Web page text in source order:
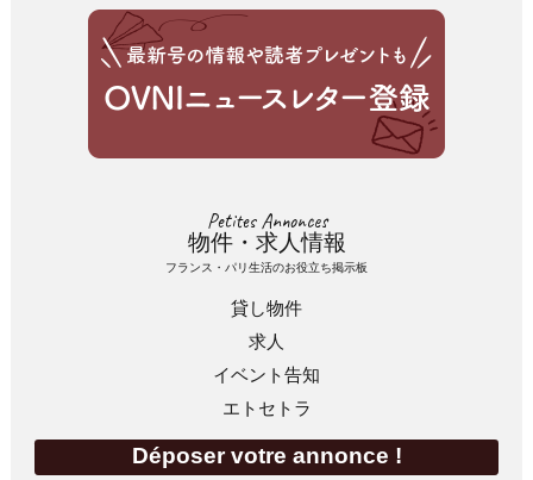
Petites Annonces
物件・求人情報
フランス・パリ生活のお役立ち掲示板
貸し物件
求人
イベント告知
エトセトラ
Déposer votre annonce !